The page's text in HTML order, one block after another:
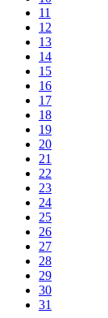
11
12
13
14
15
16
17
18
19
20
21
22
23
24
25
26
27
28
29
30
31